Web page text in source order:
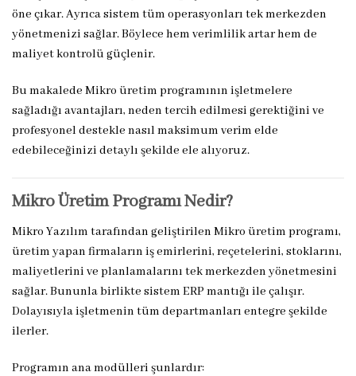
öne çıkar. Ayrıca sistem tüm operasyonları tek merkezden
yönetmenizi sağlar. Böylece hem verimlilik artar hem de
maliyet kontrolü güçlenir.
Bu makalede Mikro üretim programının işletmelere
sağladığı avantajları, neden tercih edilmesi gerektiğini ve
profesyonel destekle nasıl maksimum verim elde
edebileceğinizi detaylı şekilde ele alıyoruz.
Mikro Üretim Programı Nedir?
Mikro Yazılım tarafından geliştirilen Mikro üretim programı,
üretim yapan firmaların iş emirlerini, reçetelerini, stoklarını,
maliyetlerini ve planlamalarını tek merkezden yönetmesini
sağlar. Bununla birlikte sistem ERP mantığı ile çalışır.
Dolayısıyla işletmenin tüm departmanları entegre şekilde
ilerler.
Programın ana modülleri şunlardır: